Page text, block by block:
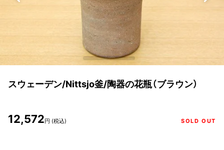
スウェーデン/Nittsjo釜/陶器の花瓶（ブラウン）
12,572円 (税込) SOLD OUT